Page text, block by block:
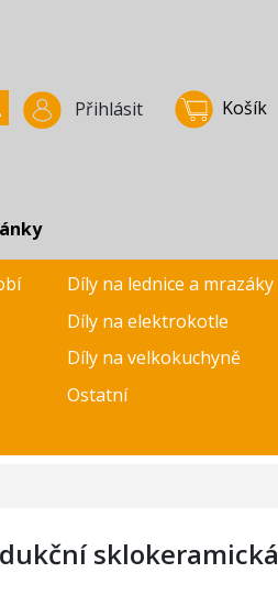
Přihlásit Košík
Díly na lednice a mrazáky
Díly na elektrokotle
Díly na velkokuchyně
Ostatní
sklokeramická